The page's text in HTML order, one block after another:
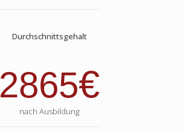
Durchschnittsgehalt
2865€
nach Ausbildung